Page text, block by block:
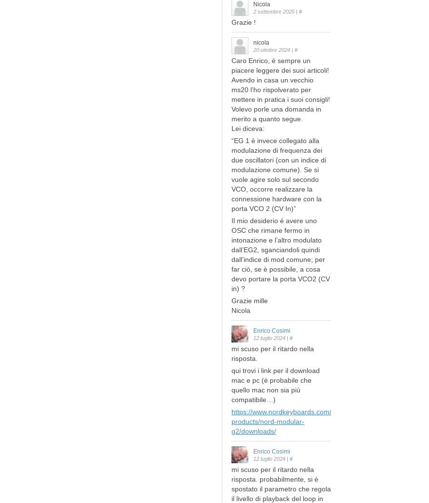
Nicola
2 settembre 2025 | #
Grazie !
nicola
20 ottobre 2024 | #
Caro Enrico, è sempre un
piacere leggere dei suoi articoli!
Avendo in casa un vecchio
ms20 l’ho rispolverato per
mettere in pratica i suoi consigli!
Volevo porle una domanda in
merito a quanto segue.
Lei diceva:
“EG 1 è invece collegato alla
modulazione di frequenza dei
due oscillatori (con un indice di
modulazione comune). Se si
vuole agire solo sul secondo
VCO, occorre realizzare la
connessione hardware con la
porta VCO 2 (CV In)”
Il mio desiderio é avere uno
OSC che rimane fermo in
intonazione e l’altro modulato
dall’EG2, sganciandoli quindi
dall’indice di mod comune; per
far ciò, se è possibile, a cosa
devo portare la porta VCO2 (CV
in) ?
Grazie mille
Nicola
Enrico Cosimi
12 luglio 2024 | #
mi scuso per il ritardo nella
risposta.
qui trovi i link per il download
mac e pc (è probabile che
quello mac non sia più
compatibile…)
https://www.nordkeyboards.com/legacy-
products/nord-modular-
g2/downloads/
Enrico Cosimi
12 luglio 2024 | #
mi scuso per il ritardo nella
risposta. probabilmente, si è
spostato il parametro che regola
il livello di playback del loop in